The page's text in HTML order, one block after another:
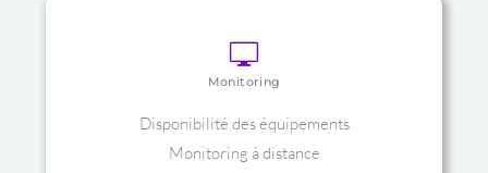
Monitoring
Disponibilité des équipements
Monitoring à distance